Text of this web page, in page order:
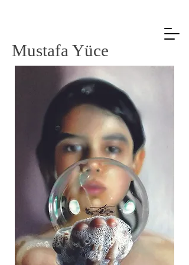
Mustafa Yüce